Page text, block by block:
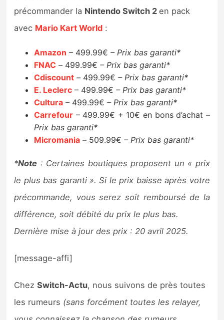
précommander la Nintendo Switch 2en pack
avec Mario Kart World :
Amazon – 499.99€ – Prix bas garanti*
FNAC – 499.99€ – Prix bas garanti*
Cdiscount – 499.99€ – Prix bas garanti*
E. Leclerc – 499.99€ – Prix bas garanti*
Cultura – 499.99€ – Prix bas garanti*
Carrefour – 499.99€ + 10€ en bons d’achat –
Prix bas garanti*
Micromania – 509.99€ – Prix bas garanti*
*Note : Certaines boutiques proposent un « prix
le plus bas garanti ». Si le prix baisse après votre
précommande, vous serez soit remboursé de la
différence, soit débité du prix le plus bas.
Dernière mise à jour des prix : 20 avril 2025.
[message-affi]
ChezSwitch-Actu, nous suivons de près toutes
les rumeurs (sans forcément toutes les relayer,